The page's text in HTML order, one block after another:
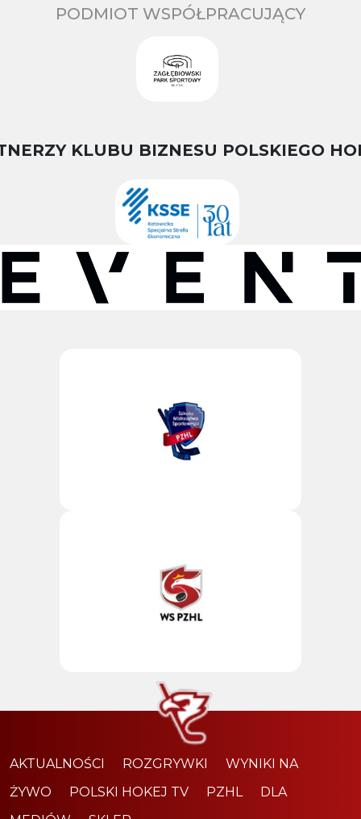
PODMIOT WSPÓŁPRACUJĄCY
KLUBU BIZNESU POLSKIEGO
AKTUALNOŚCI ROZGRYWKI
WYNIKI NA
ŻYWO
POLSKI HOKEJ TV PZHL
DLA